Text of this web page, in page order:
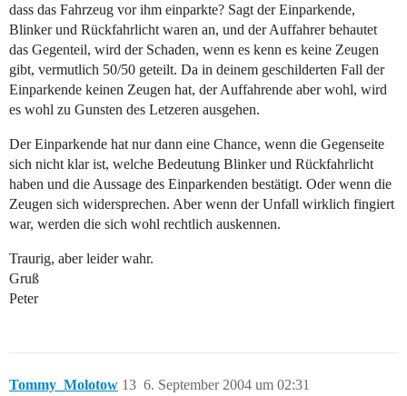
dass das Fahrzeug vor ihm einparkte? Sagt der Einparkende,
Blinker und Rückfahrlicht waren an, und der Auffahrer behautet
das Gegenteil, wird der Schaden, wenn es kenn es keine Zeugen
gibt, vermutlich 50/50 geteilt. Da in deinem geschilderten Fall der
Einparkende keinen Zeugen hat, der Auffahrende aber wohl, wird
es wohl zu Gunsten des Letzeren ausgehen.
Der Einparkende hat nur dann eine Chance, wenn die Gegenseite
sich nicht klar ist, welche Bedeutung Blinker und Rückfahrlicht
haben und die Aussage des Einparkenden bestätigt. Oder wenn die
Zeugen sich widersprechen. Aber wenn der Unfall wirklich fingiert
war, werden die sich wohl rechtlich auskennen.
Traurig, aber leider wahr.
Gruß
Peter
Tommy_Molotow 6. September 2004 um 02:31
13